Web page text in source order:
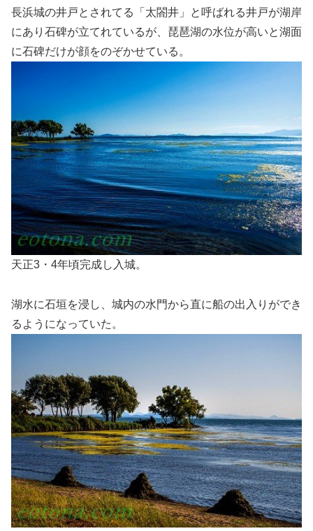
長浜城の井戸とされてる「太閤井」と呼ばれる井戸が湖岸
にあり石碑が立てれているが、琵琶湖の水位が高いと湖面
に石碑だけが顔をのぞかせている。
天正3・4年頃完成し入城。
湖水に石垣を浸し、城内の水門から直に船の出入りができ
るようになっていた。